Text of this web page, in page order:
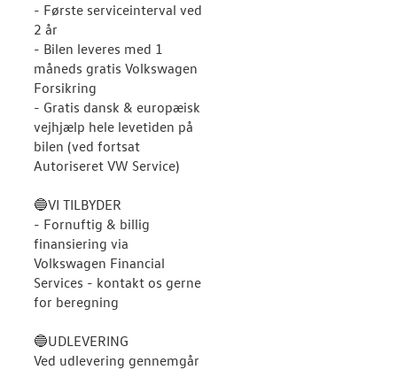
- Første serviceinterval ved
2 år
- Bilen leveres med 1
måneds gratis Volkswagen
Forsikring
- Gratis dansk & europæisk
vejhjælp hele levetiden på
bilen (ved fortsat
Autoriseret VW Service)
🔵VI TILBYDER
- Fornuftig & billig
finansiering via
Volkswagen Financial
Services - kontakt os gerne
for beregning
🔵UDLEVERING
Ved udlevering gennemgår